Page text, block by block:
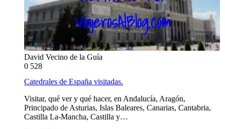
David Vecino de la Guía
0 528
Catedrales de España visitadas.
Visitar, qué ver y qué hacer, en Andalucía, Aragón,
Principado de Asturias, Islas Baleares, Canarias, Cantabria,
Castilla La-Mancha, Castilla y…